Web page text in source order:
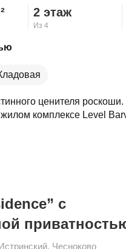
2 этаж
Из 4
ценителя
комплексе Level
с
, Чесноково